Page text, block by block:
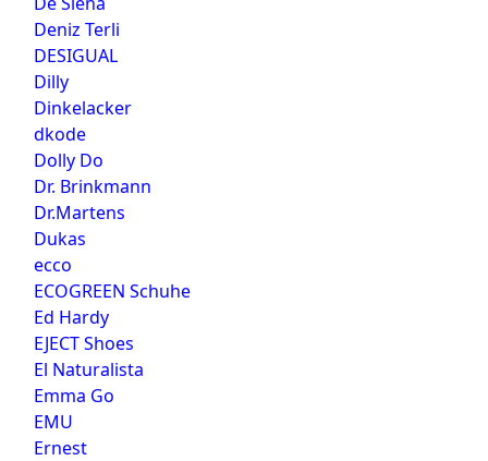
Deniz Terli
DESIGUAL
Dilly
Dinkelacker
dkode
Dolly Do
Dr. Brinkmann
Dr.Martens
Dukas
ecco
ECOGREEN Schuhe
Ed Hardy
EJECT Shoes
El Naturalista
Emma Go
EMU
Ernest